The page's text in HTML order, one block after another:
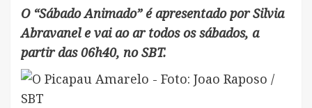
O “Sábado Animado” é apresentado por Silvia
Abravanel e vai ao ar todos os sábados, a
partir das 06h40, no SBT.